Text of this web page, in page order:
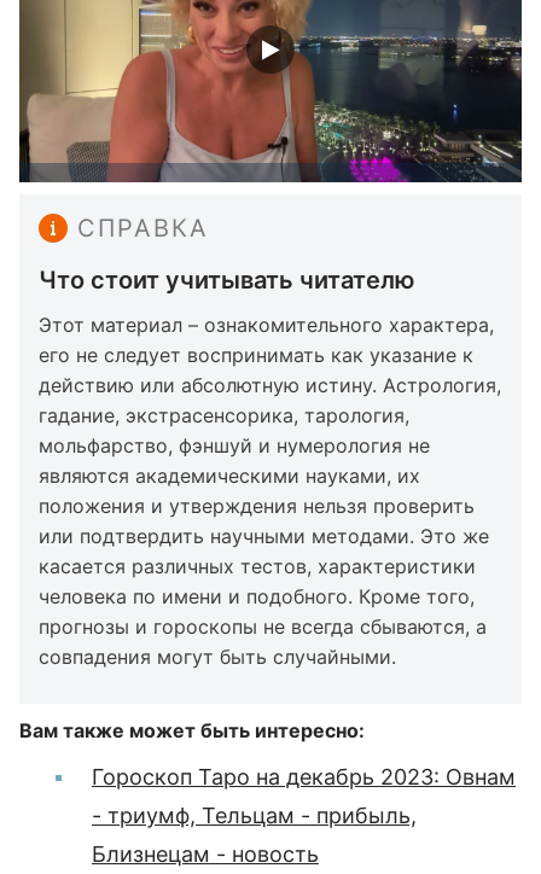
СПРАВКА
Что стоит учитывать читателю
Этот материал – ознакомительного характера,
его не следует воспринимать как указание к
действию или абсолютную истину. Астрология,
гадание, экстрасенсорика, тарология,
мольфарство, фэншуй и нумерология не
являются академическими науками, их
положения и утверждения нельзя проверить
или подтвердить научными методами. Это же
касается различных тестов, характеристики
человека по имени и подобного. Кроме того,
прогнозы и гороскопы не всегда сбываются, а
совпадения могут быть случайными.
Вам также может быть интересно:
Гороскоп Таро на декабрь 2023: Овнам
- триумф, Тельцам - прибыль,
Близнецам - новость